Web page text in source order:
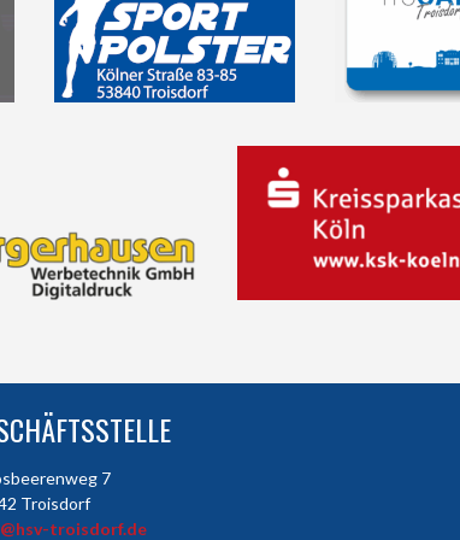
7
Troisdorf
troisdorf.de